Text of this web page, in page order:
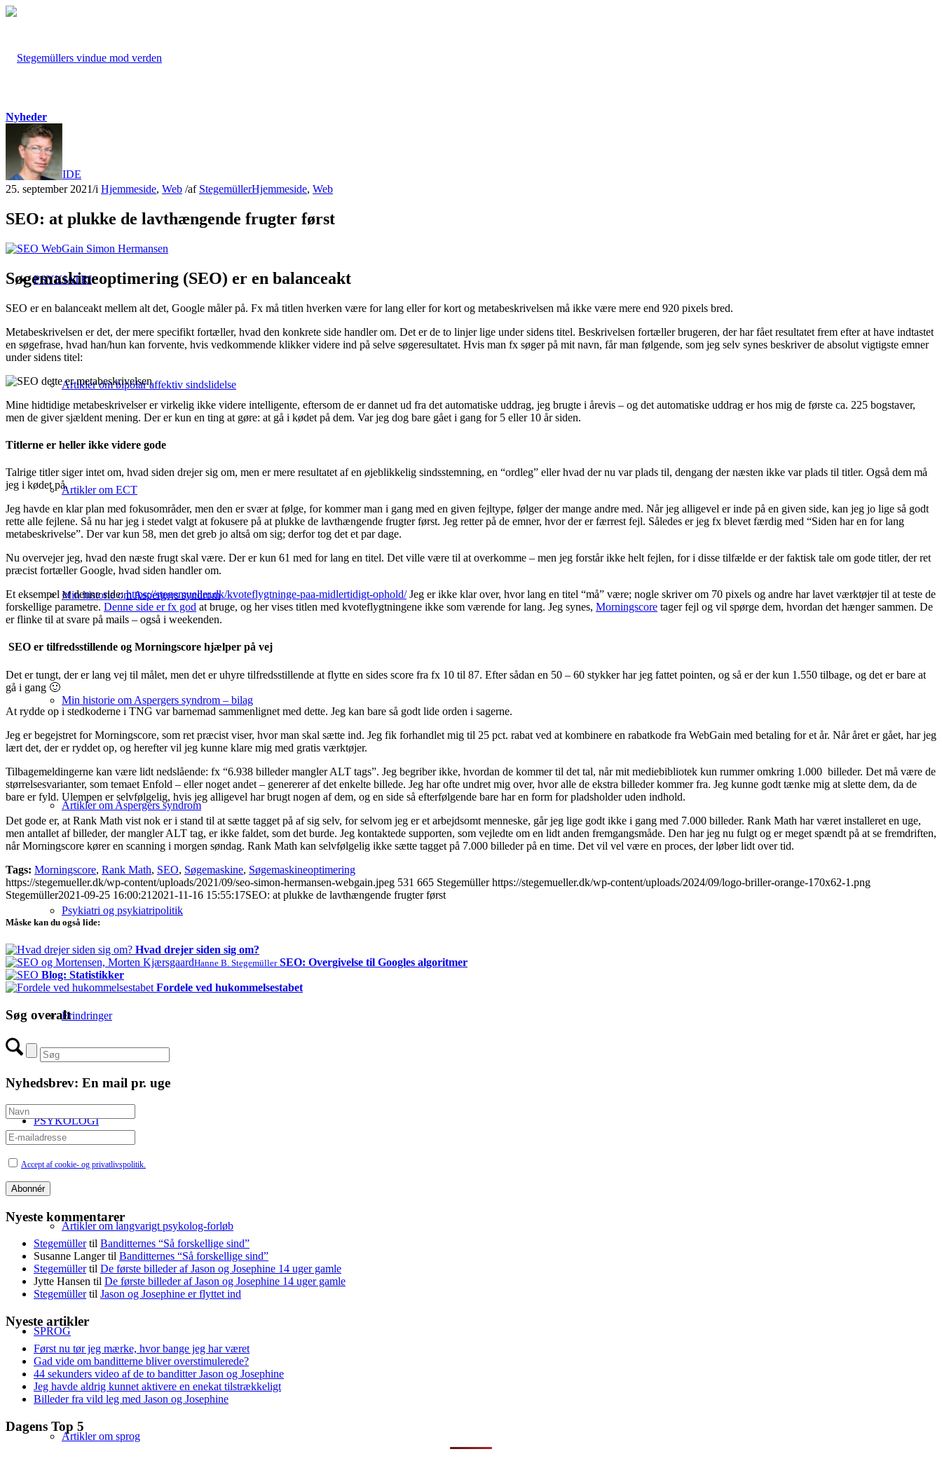
FORSIDE
PSYKIATRI
Artikler om bipolar affektiv sindslidelse
Artikler om ECT
Min historie om Aspergers syndrom
Min historie om Aspergers syndrom – bilag
Artikler om Aspergers syndrom
Psykiatri og psykiatripolitik
Erindringer
PSYKOLOGI
Artikler om langvarigt psykolog-forløb
SPROG
Artikler om sprog
Nyheder
25. september 2021/i Hjemmeside, Web /af StegemüllerHjemmeside, Web
SEO: at plukke de lavthængende frugter først
Søgemaskineoptimering (SEO) er en balanceakt
SEO er en balanceakt mellem alt det, Google måler på. Fx må titlen hverken være for lang eller for kort og metabeskrivelsen må ikke være mere end 920 pixels bred.
Metabeskrivelsen er det, der mere specifikt fortæller, hvad den konkrete side handler om. Det er de to linjer lige under sidens titel. Beskrivelsen fortæller brugeren, der har fået resultatet frem efter at have indtastet
en søgefrase, hvad han/hun kan forvente, hvis vedkommende klikker videre ind på selve søgeresultatet. Hvis man fx søger på mit navn, får man følgende, som jeg selv synes beskriver de absolut vigtigste emner
under sidens titel:
Mine hidtidige metabeskrivelser er virkelig ikke videre intelligente, eftersom de er dannet ud fra det automatiske uddrag, jeg brugte i årevis – og det automatiske uddrag er hos mig de første ca. 225 bogstaver,
men de giver sjældent mening. Der er kun en ting at gøre: at gå i kødet på dem. Var jeg dog bare gået i gang for 5 eller 10 år siden.
Titlerne er heller ikke videre gode
Talrige titler siger intet om, hvad siden drejer sig om, men er mere resultatet af en øjeblikkelig sindsstemning, en “ordleg” eller hvad der nu var plads til, dengang der næsten ikke var plads til titler. Også dem må
jeg i kødet på.
Jeg havde en klar plan med fokusområder, men den er svær at følge, for kommer man i gang med en given fejltype, følger der mange andre med. Når jeg alligevel er inde på en given side, kan jeg jo lige så godt
rette alle fejlene. Så nu har jeg i stedet valgt at fokusere på at plukke de lavthængende frugter først. Jeg retter på de emner, hvor der er færrest fejl. Således er jeg fx blevet færdig med “Siden har en for lang
metabeskrivelse”. Der var kun 58, men det greb jo altså om sig; derfor tog det et par dage.
Nu overvejer jeg, hvad den næste frugt skal være. Der er kun 61 med for lang en titel. Det ville være til at overkomme – men jeg forstår ikke helt fejlen, for i disse tilfælde er der faktisk tale om gode titler, der ret
præcist fortæller Google, hvad siden handler om.
Et eksempel er denne side:https://stegemueller.dk/kvoteflygtninge-paa-midlertidigt-ophold/Jeg er ikke klar over, hvor lang en titel “må” være; nogle skriver om 70 pixels og andre har lavet værktøjer til at teste de
forskellige parametre. Denne side er fx god at bruge, og her vises titlen med kvoteflygtningene ikke som værende for lang. Jeg synes, Morningscore tager fejl og vil spørge dem, hvordan det hænger sammen. De
er flinke til at svare på mails – også i weekenden.
SEO er tilfredsstillende og Morningscore hjælper på vej
Det er tungt, der er lang vej til målet, men det er uhyre tilfredsstillende at flytte en sides score fra fx 10 til 87. Efter sådan en 50 – 60 stykker har jeg fattet pointen, og så er der kun 1.550 tilbage, og det er bare at
gå i gang 🙂
At rydde op i stedkoderne i TNG var barnemad sammenlignet med dette. Jeg kan bare så godt lide orden i sagerne.
Jeg er begejstret for Morningscore, som ret præcist viser, hvor man skal sætte ind. Jeg fik forhandlet mig til 25 pct. rabat ved at kombinere en rabatkode fra WebGain med betaling for et år. Når året er gået, har jeg
lært det, der er ryddet op, og herefter vil jeg kunne klare mig med gratis værktøjer.
Tilbagemeldingerne kan være lidt nedslående: fx “6.938 billeder mangler ALT tags”. Jeg begriber ikke, hvordan de kommer til det tal, når mit mediebibliotek kun rummer omkring 1.000 billeder. Det må være de
størrelsesvarianter, som temaet Enfold – eller noget andet – genererer af det enkelte billede. Jeg har ofte undret mig over, hvor alle de ekstra billeder kommer fra. Jeg kunne godt tænke mig at slette dem, da de
bare er fyld. Ulempen er selvfølgelig, hvis jeg alligevel har brugt nogen af dem, og en side så efterfølgende bare har en form for pladsholder uden indhold.
Det gode er, at Rank Math vist nok er i stand til at sætte tagget på af sig selv, for selvom jeg er et arbejdsomt menneske, går jeg lige godt ikke i gang med 7.000 billeder. Rank Math har været installeret en uge,
men antallet af billeder, der mangler ALT tag, er ikke faldet, som det burde. Jeg kontaktede supporten, som vejledte om en lidt anden fremgangsmåde. Den har jeg nu fulgt og er meget spændt på at se fremdriften,
når Morningscore kører en scanning i morgen søndag. Rank Math kan selvfølgelig ikke sætte tagget på 7.000 billeder på en time. Det vil vel være en proces, der løber lidt over tid.
Tags: Morningscore, Rank Math, SEO, Søgemaskine, Søgemaskineoptimering
https://stegemueller.dk/wp-content/uploads/2021/09/seo-simon-hermansen-webgain.jpeg 531 665 Stegemüller https://stegemueller.dk/wp-content/uploads/2024/09/logo-briller-orange-170x62-1.png
Stegemüller2021-09-25 16:00:21 2021-11-16 15:55:17SEO: at plukke de lavthængende frugter først
Måske kan du også lide:
Hvad drejer siden sig om?
Hanne B. Stegemüller SEO: Overgivelse til Googles algoritmer
Blog: Statistikker
Fordele ved hukommelsestabet
Søg overalt
Nyhedsbrev: En mail pr. uge
Accept af cookie- og privatlivspolitik.
Nyeste kommentarer
Stegemüllertil Banditternes “Så forskellige sind”
Susanne Langertil Banditternes “Så forskellige sind”
Stegemüllertil De første billeder af Jason og Josephine 14 uger gamle
Jytte Hansen til De første billeder af Jason og Josephine 14 uger gamle
Stegemüllertil Jason og Josephine er flyttet ind
Nyeste artikler
Først nu tør jeg mærke, hvor bange jeg har været
Gad vide om banditterne bliver overstimulerede?
44 sekunders video af de to banditter Jason og Josephine
Jeg havde aldrig kunnet aktivere en enekat tilstrækkeligt
Billeder fra vild leg med Jason og Josephine
Dagens Top 5